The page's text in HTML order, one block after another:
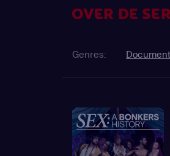
OVER DE
Genres: